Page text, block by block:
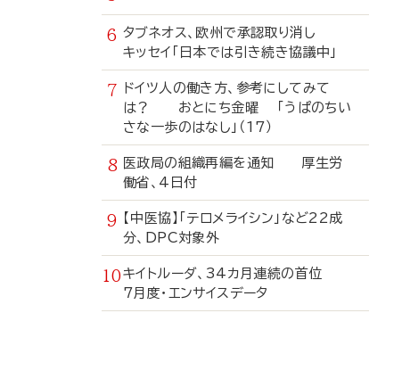
タブネオス、欧州で承認取り消し
キッセイ「日本では引き続き協議中」
ドイツ人の働き方、参考にしてみて
は？ おとにち金曜 「うぱのちい
さな一歩のはなし」（17）
医政局の組織再編を通知 厚生労
働省、4日付
【中医協】「テロメライシン」など22成
分、DPC対象外
キイトルーダ、34カ月連続の首位
7月度・エンサイスデータ